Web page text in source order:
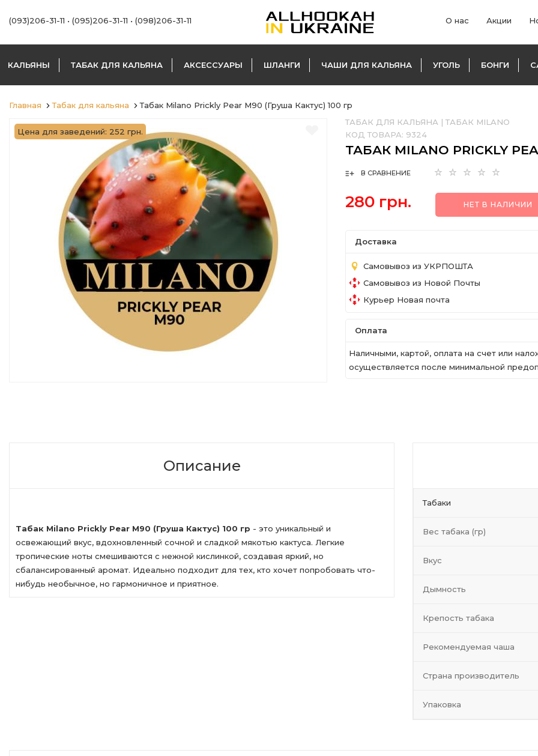
(093)206-31-11 • (095)206-31-11 • (098)206-31-11 О нас Акции
КАЛЬЯНЫ ТАБАК ДЛЯ КАЛЬЯНА АКСЕССУАРЫ ШЛАНГИ ЧАШИ ДЛЯ КАЛЬЯНА УГОЛЬ БОНГИ
Главная Табак для кальяна Табак Milano Prickly Pear M90 (Груша Кактус) 100 гр
Цена для заведений: 252 грн.
ТАБАК ДЛЯ КАЛЬЯНА | ТАБАК MILANO
КОД ТОВАРА: 9324
ТАБАК MILANO PRICKLY
В СРАВНЕНИЕ
280 грн. НЕТ В НАЛИЧИИ
Доставка
Самовывоз из УКРПОШТА
Самовывоз из Новой Почты
Курьер Новая почта
Оплата
Наличными, картой, оплата на счет или
осуществляется после минимальной
Описание
Табак Milano Prickly Pear M90 (Груша Кактус) 100 гр - это уникальный и
освежающий вкус, вдохновленный сочной и сладкой мякотью кактуса. Легкие
тропические ноты смешиваются с нежной кислинкой, создавая яркий, но
сбалансированный аромат. Идеально подходит для тех, кто хочет попробовать что-
нибудь необычное, но гармоничное и приятное.
Табаки
Вес табака (гр)
Вкус
Дымность
Крепость табака
Рекомендуемая чаша
Страна производитель
Упаковка